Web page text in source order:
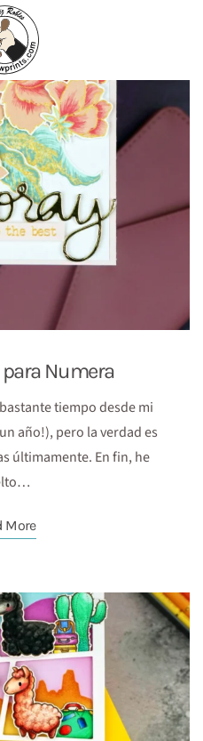
Numera
tiempo desde mi
año!), pero la verdad es
últimamente. En fin, he
More